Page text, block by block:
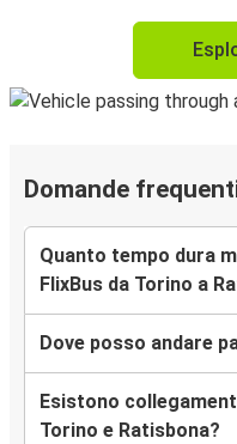
Domande
Quanto tempo dura
FlixBus da Torino a
Dove posso andare
Esistono
Torino e Ratisbona?